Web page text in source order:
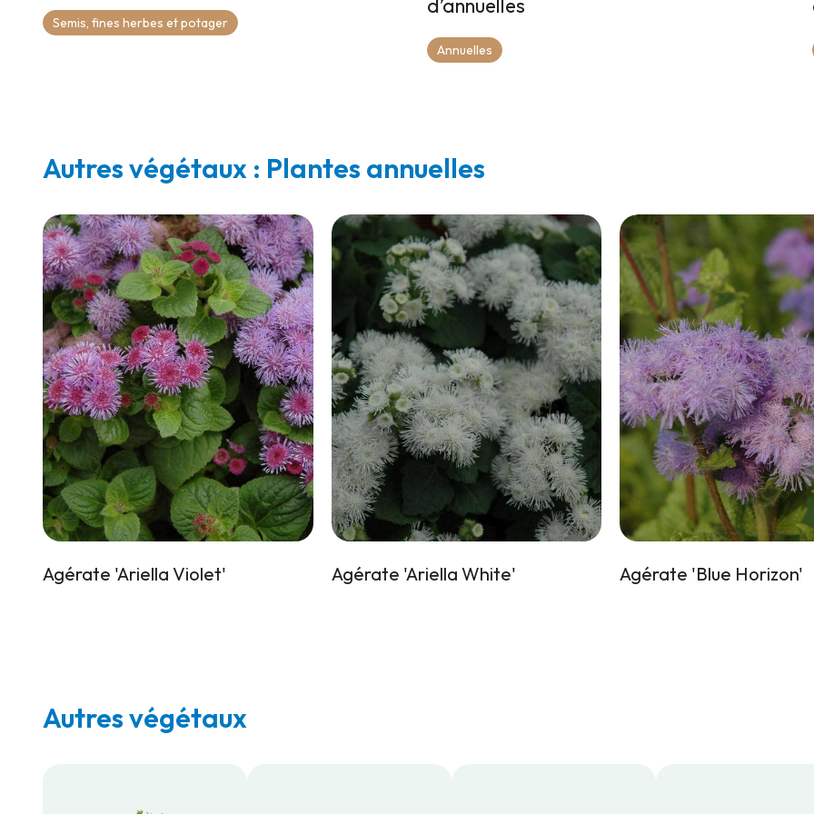
Semis, fines herbes et potager
d’annuelles
Annuelles
Autres végétaux : Plantes annuelles
Agérate 'Ariella Violet' Agérate 'Ariella White' Agérate 'Blue Horizon'
Autres végétaux